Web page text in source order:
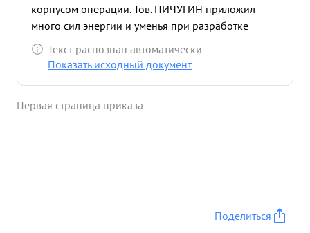
корпусом операции. Тов. ПИЧУГИН приложил
много сил энергии и уменья при разработке
плана операции отработки боевой документации
увязке и координации действий о приданными
своевременному доведению до войск боевых
беспрерывную связь с войсками и штабом фронта.
Благодаря проявленной тов. ПИЧУГИНЫМ
Текст распознан автоматически
Показать исходный документ
Первая страница приказа
Поделиться